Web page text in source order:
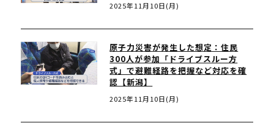
2025年11月10日(月)
原子力災害が発生した想定：住民
300人が参加「ドライブスルー方
式」で避難経路を把握など対応を確
認【新潟】
2025年11月10日(月)